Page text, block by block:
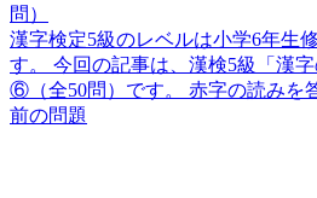
問）
漢字検定5級のレベルは小学6年生
す。 今回の記事は、漢検5級「漢
⑥（全50問）です。 赤字の読みを
前の問題